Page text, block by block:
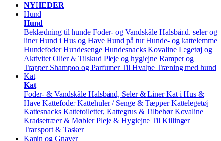
NYHEDER
Hund
Hund
Beklædning til hunde Foder- og Vandskåle Halsbånd, seler og
liner Hund i Hus og Have Hund på tur Hunde- og kattelemme
Hundefoder Hundesenge Hundesnacks Kovaline Legetøj og
Aktivitet Olier & Tilskud Pleje og hygiejne Ramper og
Trapper Shampoo og Parfumer Til Hvalpe Træning med hund
Kat
Kat
Foder- & Vandskåle Halsbånd, Seler & Liner Kat i Hus &
Have Kattefoder Kattehuler / Senge & Tæpper Kattelegetøj
Kattesnacks Kattetoiletter, Kattegrus & Tilbehør Kovaline
Kradsetræer & Møbler Pleje & Hygiejne Til Killinger
Transport & Tasker
Kanin og Gnaver